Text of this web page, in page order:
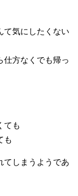
て気にしたくない
仕方なくでも帰っ
ても
も
てしまうようであ